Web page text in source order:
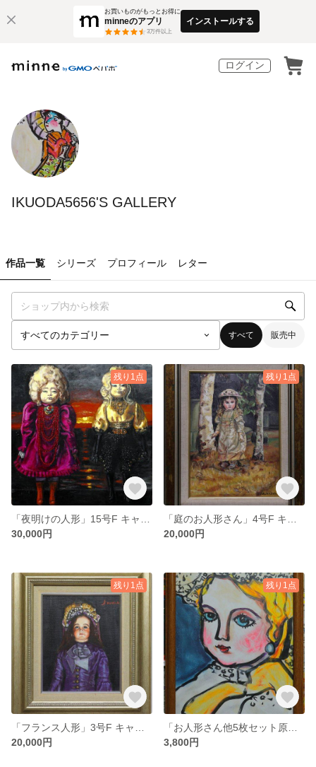
お買いものがもっとお得に
minneのアプリ
3万件以上
インストールする
ログイン
IKUODA5656'S GALLERY
作品一覧 シリーズ プロフィール レター
すべて 販売中
残り1点
30,000円
残り1点
20,000円
残り1点
20,000円
残り1点
3,800円